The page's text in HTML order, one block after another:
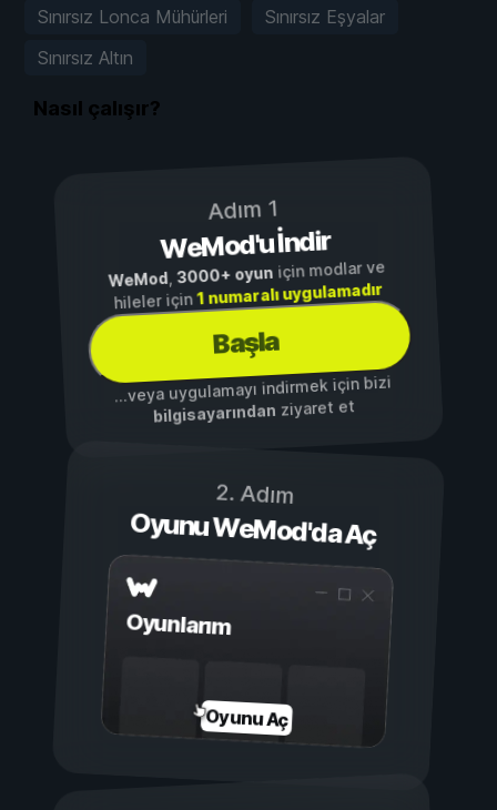
Sınırsız Lonca Mühürleri
Sınırsız Eşyalar
Sınırsız Altın
Nasıl çalışır?
Adım 1
WeMod'u İndir
WeMod,3000+ oyuniçin modlar ve
hileler için1 numaralı uygulamadır
Başla
...veya uygulamayı indirmek için bizi
bilgisayarından ziyaret et
2. Adım
Oyunu WeMod'da Aç
Oyunlarım
Oyunu Aç